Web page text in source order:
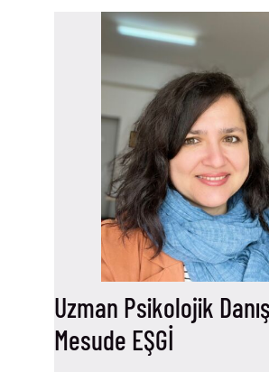
Uzman Psikolojik
Mesude EŞGİ